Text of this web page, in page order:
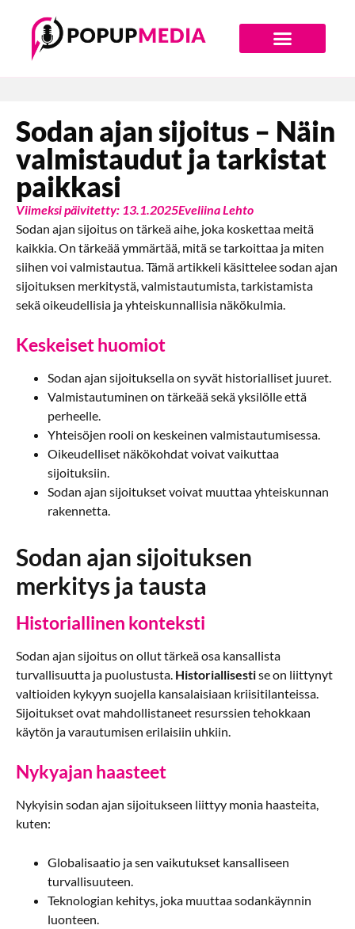
Sodan ajan sijoitus – Näin
valmistaudut ja tarkistat
paikkasi
Viimeksi päivitetty: 13.1.2025Eveliina Lehto
Sodan ajan sijoitus on tärkeä aihe, joka koskettaa meitä
kaikkia. On tärkeää ymmärtää, mitä se tarkoittaa ja miten
siihen voi valmistautua. Tämä artikkeli käsittelee sodan ajan
sijoituksen merkitystä, valmistautumista, tarkistamista
sekä oikeudellisia ja yhteiskunnallisia näkökulmia.
Keskeiset huomiot
Sodan ajan sijoituksella on syvät historialliset juuret.
Valmistautuminen on tärkeää sekä yksilölle että
perheelle.
Yhteisöjen rooli on keskeinen valmistautumisessa.
Oikeudelliset näkökohdat voivat vaikuttaa
sijoituksiin.
Sodan ajan sijoitukset voivat muuttaa yhteiskunnan
rakennetta.
Sodan ajan sijoituksen
merkitys ja tausta
Historiallinen konteksti
Sodan ajan sijoitus on ollut tärkeä osa kansallista
turvallisuutta ja puolustusta. Historiallisestise on liittynyt
valtioiden kykyyn suojella kansalaisiaan kriisitilanteissa.
Sijoitukset ovat mahdollistaneet resurssien tehokkaan
käytön ja varautumisen erilaisiin uhkiin.
Nykyajan haasteet
Nykyisin sodan ajan sijoitukseen liittyy monia haasteita,
kuten:
Globalisaatio ja sen vaikutukset kansalliseen
turvallisuuteen.
Teknologian kehitys, joka muuttaa sodankäynnin
luonteen.